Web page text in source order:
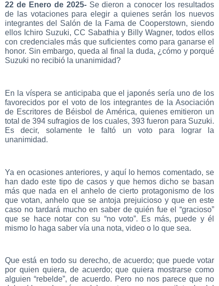
22 de Enero de 2025-Se dieron a conocer los resultados
de las votaciones para elegir a quienes serán los nuevos
integrantes del Salón de la Fama de Cooperstown, siendo
ellos Ichiro Suzuki, CC Sabathia y Billy Wagner, todos ellos
con credenciales más que suficientes como para ganarse el
honor. Sin embargo, queda al final la duda, ¿cómo y porqué
Suzuki no recibió la unanimidad?
En la víspera se anticipaba que el japonés sería uno de los
favorecidos por el voto de los integrantes de la Asociación
de Escritores de Béisbol de América, quienes emitieron un
total de 394 sufragios de los cuales, 393 fueron para Suzuki.
Es decir, solamente le faltó un voto para lograr la
unanimidad.
Ya en ocasiones anteriores, y aquí lo hemos comentado, se
han dado este tipo de casos y que hemos dicho se basan
más que nada en el anhelo de cierto protagonismo de los
que votan, anhelo que se antoja prejuicioso y que en este
caso no tardará mucho en saber de quién fue el “gracioso”
que se hace notar con su “no voto”. Es más, puede y él
mismo lo haga saber vía una nota, video o lo que sea.
Que está en todo su derecho, de acuerdo; que puede votar
por quien quiera, de acuerdo; que quiera mostrarse como
alguien “rebelde”, de acuerdo. Pero no nos parece que no